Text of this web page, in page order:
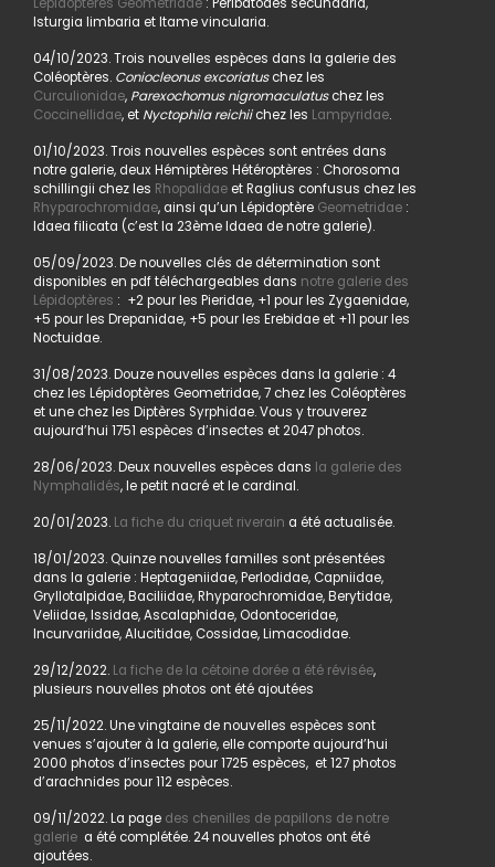
Isturgia limbaria et Itame vincularia.
04/10/2023. Trois nouvelles espèces dans la galerie des
Coléoptères. Coniocleonus excoriatuschez les
Curculionidae, Parexochomus nigromaculatuschez les
Coccinellidae, et Nyctophila reichiichez les Lampyridae.
01/10/2023. Trois nouvelles espèces sont entrées dans
notre galerie, deux Hémiptères Hétéroptères : Chorosoma
schillingii chez les Rhopalidaeet Raglius confusus chez les
Rhyparochromidae, ainsi qu’un Lépidoptère Geometridae:
Idaea filicata (c’est la 23ème Idaea de notre galerie).
05/09/2023. De nouvelles clés de détermination sont
disponibles en pdf téléchargeables dans notre galerie des
Lépidoptères : +2 pour les Pieridae, +1 pour les Zygaenidae,
+5 pour les Drepanidae, +5 pour les Erebidae et +11 pour les
Noctuidae.
31/08/2023. Douze nouvelles espèces dans la galerie : 4
chez les Lépidoptères Geometridae, 7 chez les Coléoptères
et une chez les Diptères Syrphidae. Vous y trouverez
aujourd’hui 1751 espèces d’insectes et 2047 photos.
28/06/2023. Deux nouvelles espèces dans la galerie des
Nymphalidés, le petit nacré et le cardinal.
20/01/2023. La fiche du criquet riverain a été actualisée.
18/01/2023. Quinze nouvelles familles sont présentées
dans la galerie : Heptageniidae, Perlodidae, Capniidae,
Gryllotalpidae, Baciliidae, Rhyparochromidae, Berytidae,
Veliidae, Issidae, Ascalaphidae, Odontoceridae,
Incurvariidae, Alucitidae, Cossidae, Limacodidae.
29/12/2022. La fiche de la cétoine dorée a été révisée,
plusieurs nouvelles photos ont été ajoutées
25/11/2022. Une vingtaine de nouvelles espèces sont
venues s’ajouter à la galerie, elle comporte aujourd’hui
2000 photos d’insectes pour 1725 espèces, et 127 photos
d’arachnides pour 112 espèces.
09/11/2022. La page des chenilles de papillons de notre
galerie a été complétée. 24 nouvelles photos ont été
ajoutées.